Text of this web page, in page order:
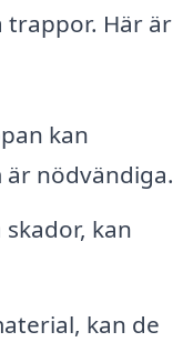
trappor. Här är
kan
nödvändiga.
kan
kan de